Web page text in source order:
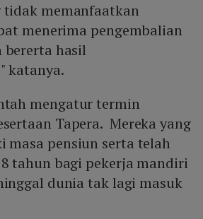
tidak memanfaatkan
menerima pengembalian
bererta hasil
katanya.
mengatur termin
Tapera. Mereka yang
masa pensiun serta telah
tahun bagi pekerja mandiri
dunia tak lagi masuk